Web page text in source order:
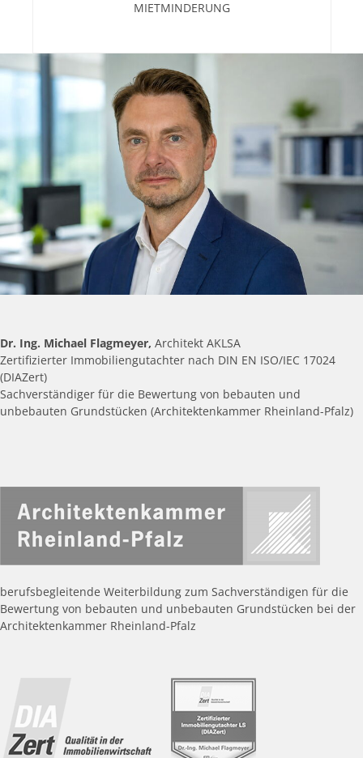
MIETMINDERUNG
Dr. Ing. Michael Flagmeyer, Architekt AKLSA
Zertifizierter Immobiliengutachter nach DIN EN ISO/IEC 17024
(DIAZert)
Sachverständiger für die Bewertung von bebauten und
unbebauten Grundstücken (Architektenkammer Rheinland-Pfalz)
berufsbegleitende Weiterbildung zum Sachverständigen für die
Bewertung von bebauten und unbebauten Grundstücken bei der
Architektenkammer Rheinland-Pfalz